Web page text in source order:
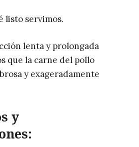
listo servimos.
lenta y prolongada
que la carne del pollo
y exageradamente
y